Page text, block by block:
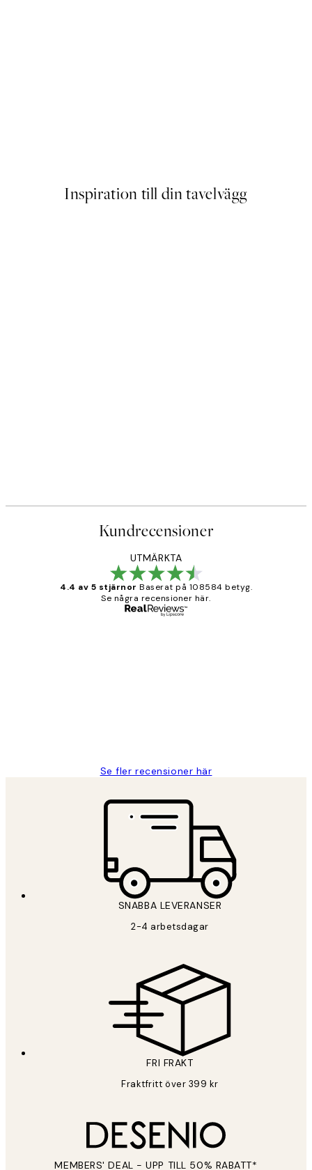
Inspiration till din tavelvägg
Kundrecensioner
UTMÄRKTA
4.4 av 5 stjärnor Baserat på 108584 betyg.
Se några recensioner här.
Se fler recensioner här
SNABBA LEVERANSER
2-4 arbetsdagar
FRI FRAKT
Fraktfritt över 399 kr
MEMBERS' DEAL - UPP TILL 50% RABATT*